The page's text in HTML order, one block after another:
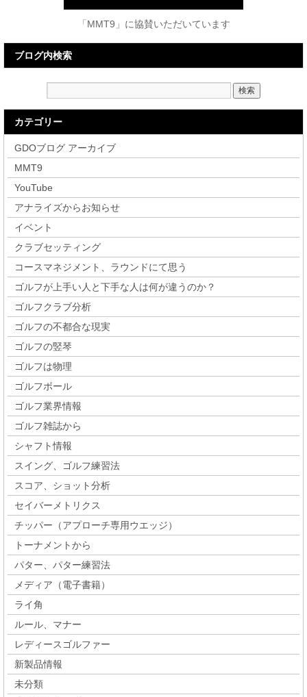
「MMT9」に協賛いただいています
ブログ内検索
カテゴリー
GDOブログ アーカイブ
MMT9
YouTube
アナライズからお知らせ
イベント
クラブセッティング
コースマネジメント、ラウンドにて思う
ゴルフが上手い人と下手な人は何が違うのか？
ゴルフクラブ分析
ゴルフの不都合な現実
ゴルフの竪琴
ゴルフは物理
ゴルフボール
ゴルフ業界情報
ゴルフ雑誌から
シャフト情報
スイング、ゴルフ練習法
スコア、ショット分析
セイバーメトリクス
チッパー（アプローチ専用ウエッジ）
トーナメントから
パター、パター練習法
メディア（電子書籍）
ライ角
ルール、マナー
レディースゴルファー
新製品情報
未分類